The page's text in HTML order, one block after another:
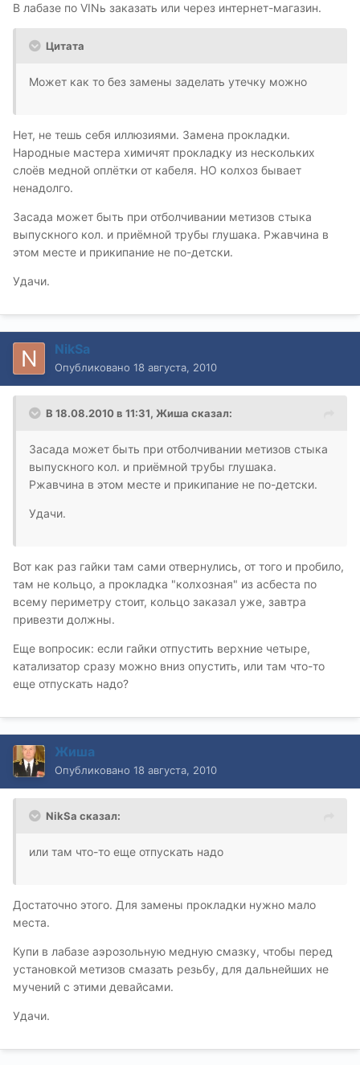
В лабазе по VINь заказать или через интернет-магазин.
Цитата
Может как то без замены заделать утечку можно
Нет, не тешь себя иллюзиями. Замена прокладки.
Народные мастера химичят прокладку из нескольких
слоёв медной оплётки от кабеля. НО колхоз бывает
ненадолго.
Засада может быть при отболчивании метизов стыка
выпускного кол. и приёмной трубы глушака. Ржавчина в
этом месте и прикипание не по-детски.
Удачи.
NikSa
Опубликовано 18 августа, 2010
В 18.08.2010 в 11:31, Жиша сказал:
Засада может быть при отболчивании метизов стыка
выпускного кол. и приёмной трубы глушака.
Ржавчина в этом месте и прикипание не по-детски.
Удачи.
Вот как раз гайки там сами отвернулись, от того и пробило,
там не кольцо, а прокладка "колхозная" из асбеста по
всему периметру стоит, кольцо заказал уже, завтра
привезти должны.
Еще вопросик: если гайки отпустить верхние четыре,
катализатор сразу можно вниз опустить, или там что-то
еще отпускать надо?
Жиша
Опубликовано 18 августа, 2010
NikSa сказал:
или там что-то еще отпускать надо
Достаточно этого. Для замены прокладки нужно мало
места.
Купи в лабазе аэрозольную медную смазку, чтобы перед
установкой метизов смазать резьбу, для дальнейших не
мучений с этими девайсами.
Удачи.